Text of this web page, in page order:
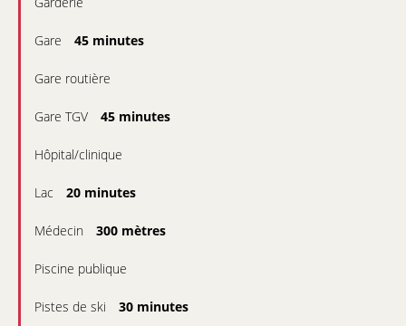
Gare 45 minutes
Gare routière
Gare TGV 45 minutes
Hôpital/clinique
Lac 20 minutes
Médecin 300 mètres
Piscine publique
Pistes de ski 30 minutes